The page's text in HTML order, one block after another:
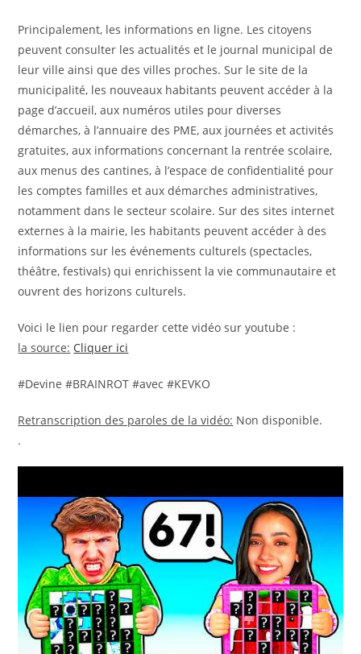
Principalement, les informations en ligne. Les citoyens
peuvent consulter les actualités et le journal municipal de
leur ville ainsi que des villes proches. Sur le site de la
municipalité, les nouveaux habitants peuvent accéder à la
page d’accueil, aux numéros utiles pour diverses
démarches, à l’annuaire des PME, aux journées et activités
gratuites, aux informations concernant la rentrée scolaire,
aux menus des cantines, à l’espace de confidentialité pour
les comptes familles et aux démarches administratives,
notamment dans le secteur scolaire. Sur des sites internet
externes à la mairie, les habitants peuvent accéder à des
informations sur les événements culturels (spectacles,
théâtre, festivals) qui enrichissent la vie communautaire et
ouvrent des horizons culturels.
Voici le lien pour regarder cette vidéo sur youtube :
la source: Cliquer ici
#Devine #BRAINROT #avec #KEVKO
Retranscription des paroles de la vidéo: Non disponible.
.